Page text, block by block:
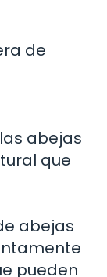
de
abejas
que
abejas
pueden